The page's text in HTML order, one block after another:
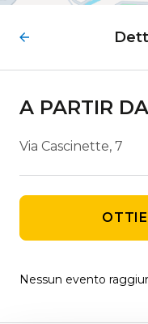
A PARTIR
Via Cascinette, 7
Nessun evento